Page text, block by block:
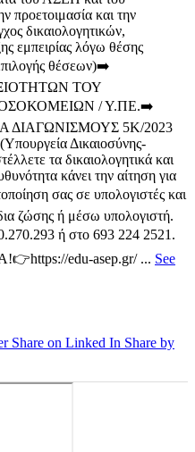
προετοιμασία και την
δικαιολογητικών,
εμπειρίας λόγω θέσης
θέσεων)➡️
ΤΟΥ
/ Υ.ΠΕ.➡️
ΔΙΑΓΩΝΙΣΜΟΥΣ 5Κ/2023
Δικαιοσύνης-
τα δικαιολογητικά και
κάνει την αίτηση για
σας σε υπολογιστές και
ζώσης ή μέσω υπολογιστή.
ή στο 693 224 2521.
👉https://edu-asep.gr/ ... See
Share on Linked In Share by